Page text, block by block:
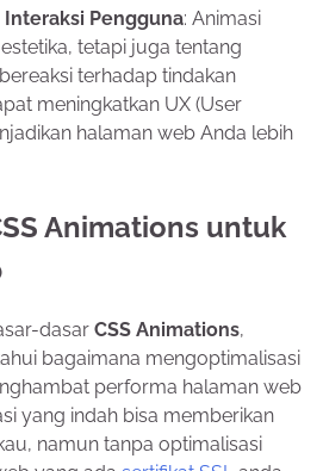
Interaksi Pengguna: Animasi
tetapi juga tentang
terhadap tindakan
meningkatkan UX (User
halaman web Anda lebih
Animations untuk
dasar CSS Animations,
bagaimana mengoptimalisasi
performa halaman web
yang indah bisa memberikan
namun tanpa optimalisasi